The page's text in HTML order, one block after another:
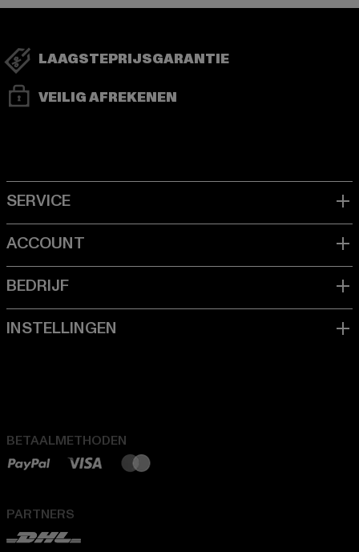
LAAGSTEPRIJSGARANTIE
VEILIG AFREKENEN
BETAALMETHODEN
PARTNERS